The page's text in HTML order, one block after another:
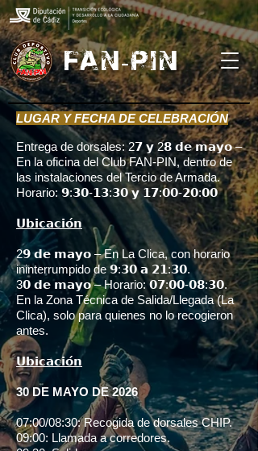
FAN-PIN
LUGAR Y FECHA DE CELEBRACIÓN
Entrega de dorsales: 2𝟳 𝘆 2𝟴 𝗱𝗲 𝗺𝗮𝘆𝗼 –
En la oficina del Club FAN-PIN, dentro de
las instalaciones del Tercio de Armada.
Horario: 𝟵:𝟯𝟬-𝟭𝟯:𝟯𝟬 𝘆 𝟭𝟳:𝟬𝟬-𝟮𝟬:𝟬𝟬
𝗨𝗯𝗶𝗰𝗮𝗰𝗶𝗼́𝗻
2𝟵 𝗱𝗲 𝗺𝗮𝘆𝗼 – En La Clica, con horario
ininterrumpido de 𝟵:𝟯𝟬 𝗮 𝟮𝟭:𝟯𝟬.
3𝟬 𝗱𝗲 𝗺𝗮𝘆𝗼 – Horario: 𝟬𝟳:𝟬𝟬-𝟬𝟴:𝟯𝟬.
En la Zona Técnica de Salida/Llegada (La
Clica), solo para quienes no lo recogieron
antes.
𝗨𝗯𝗶𝗰𝗮𝗰𝗶𝗼́𝗻
30 DE MAYO DE 2026
07:00/08:30: Recogida de dorsales CHIP.
09:00: Llamada a corredores.